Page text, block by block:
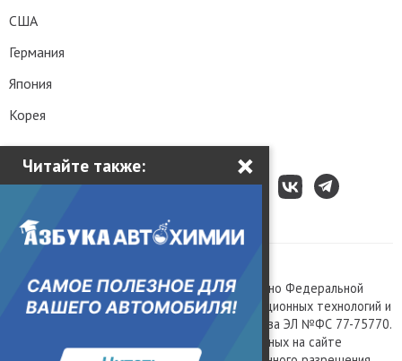
Читайте также: ×
США
Германия
Япония
Корея
Сетевое издание «Kolesa.ru», зарегистрировано Федеральной
службой по надзору в сфере связи, информационных технологий и
массовых коммуникаций, номер свидетельства ЭЛ №ФС 77-75770.
Любое использование материалов, размещенных на сайте